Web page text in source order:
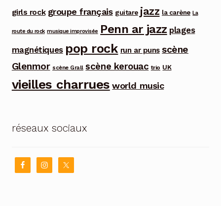
girls rock groupe français guitare jazz la carène La
route du rock musique improvisée Penn ar jazz plages
magnétiques pop rock run ar puns scène
Glenmor scène Grall scène kerouac trio UK
vieilles charrues world music
réseaux sociaux